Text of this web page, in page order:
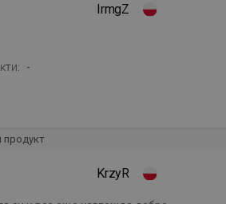
IrmgZ
-
продукт
KrzyR